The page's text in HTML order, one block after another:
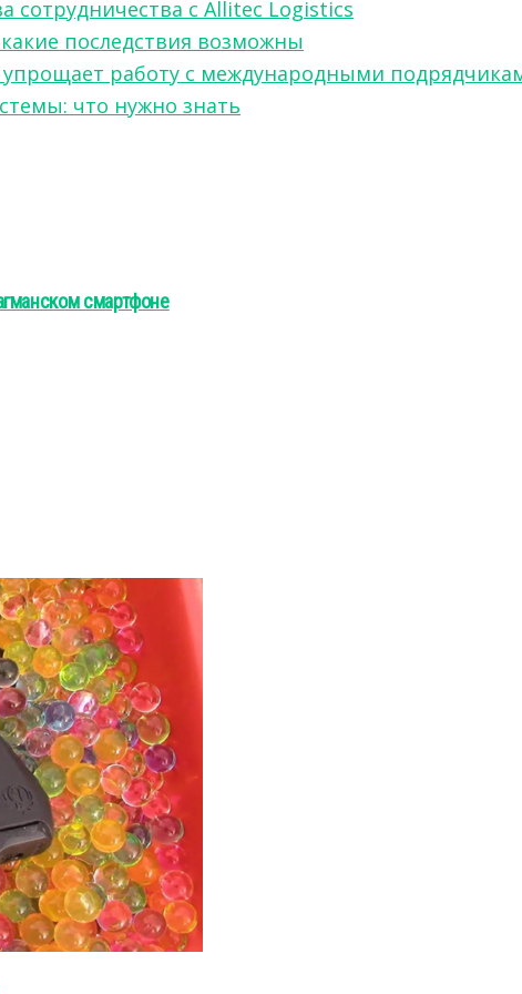
сотрудничества с Allitec Logistics
последствия возможны
упрощает работу с международными
что нужно знать
смартфоне